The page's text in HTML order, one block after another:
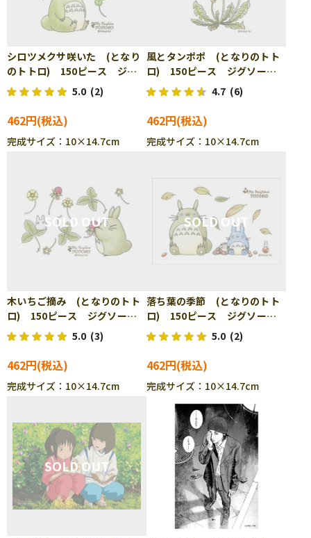
シロツメクサ咲いた (となり
のトトロ) 150ピース ジグ
ソーパズル ENS-150-G09
5.0 (2)
462円
完成サイズ：10×14.7cm
風とタンポポ (となりのトト
ロ) 150ピース ジグソーパ
ズル ENS-150-G10
4.7 (6)
462円
完成サイズ：10×14.7cm
木いちご摘み (となりのトト
ロ) 150ピース ジグソーパ
ズル ENS-150-G11
5.0 (3)
462円
完成サイズ：10×14.7cm
落ち葉の季節 (となりのトト
ロ) 150ピース ジグソーパ
ズル ENS-150-G12
5.0 (2)
462円
完成サイズ：10×14.7cm